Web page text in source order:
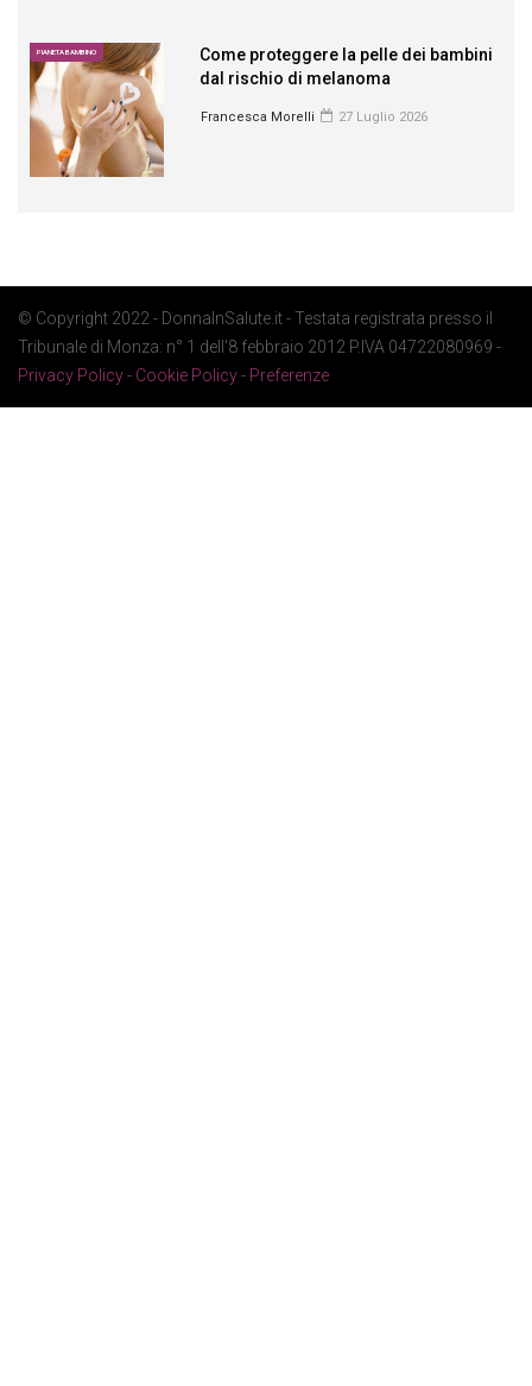
PIANETA BAMBINO
Come proteggere la pelle dei bambini
dal rischio di melanoma
Francesca Morelli 27 Luglio 2026
© Copyright 2022 - DonnaInSalute.it - Testata registrata presso il
Tribunale di Monza: n° 1 dell'8 febbraio 2012 P.IVA 04722080969 -
Privacy Policy- Cookie Policy- Preferenze